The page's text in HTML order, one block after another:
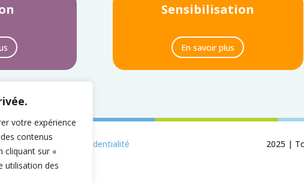
votre expérience
contenus
cliquant sur «
utilisation des
Sensibilisation
En savoir plus
& politique de confidentialité 2025 |